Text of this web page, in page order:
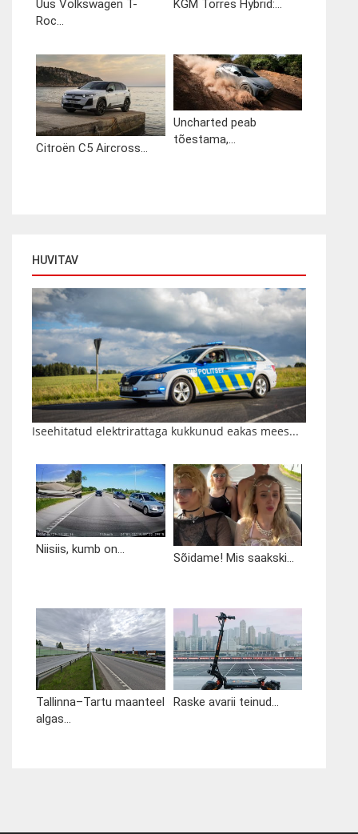
Uus Volkswagen T-
Roc...
KGM Torres Hybrid:...
Citroën C5 Aircross...
Uncharted peab
tõestama,...
HUVITAV
Iseehitatud elektrirattaga kukkunud eakas mees...
Niisiis, kumb on...
Sõidame! Mis saakski...
Tallinna–Tartu maanteel
algas...
Raske avarii teinud...